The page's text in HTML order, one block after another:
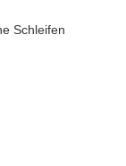
Schleifen